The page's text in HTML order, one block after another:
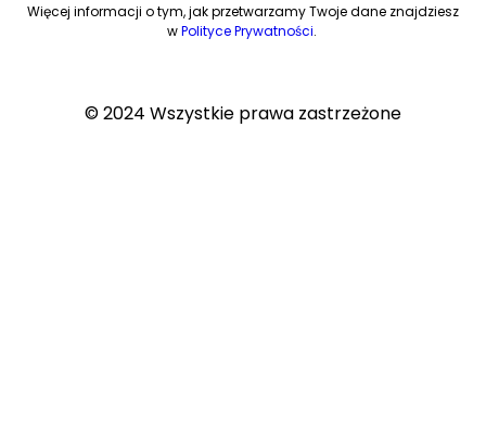
Więcej informacji o tym, jak przetwarzamy Twoje dane znajdziesz
wPolityce Prywatności.
© 2024 Wszystkie prawa zastrzeżone